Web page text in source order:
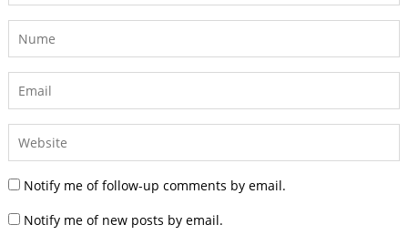
Notify me of follow-up comments by email.
Notify me of new posts by email.